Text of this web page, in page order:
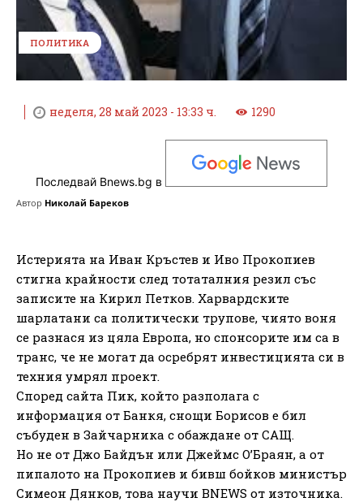
ПОЛИТИКА
неделя, 28 май 2023 - 13:33 ч. 1290
Последвай Bnews.bg в
Автор Николай Бареков
Истерията на Иван Кръстев и Иво Прокопиев
стигна крайности след тотаталния резил със
записите на Кирил Петков. Харвардските
шарлатани са политически трупове, чиято воня
се разнася из цяла Европа, но спонсорите им са в
транс, че не могат да осребрят инвестицията си в
техния умрял проект.
Според сайта Пик, който разполага с
информация от Банкя, снощи Борисов е бил
събуден в Зайчарника с обаждане от САЩ.
Но не от Джо Байдън или Джеймс О’Браян, а от
пипалото на Прокопиев и бивш бойков министър
Симеон Дянков, това научи BNEWS от източника.